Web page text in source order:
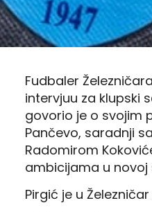
Fudbaler
intervjuu za klupski
govorio je o svojim
Pančevo, saradnji
Radomirom
ambicijama u novoj
Pirgić je u